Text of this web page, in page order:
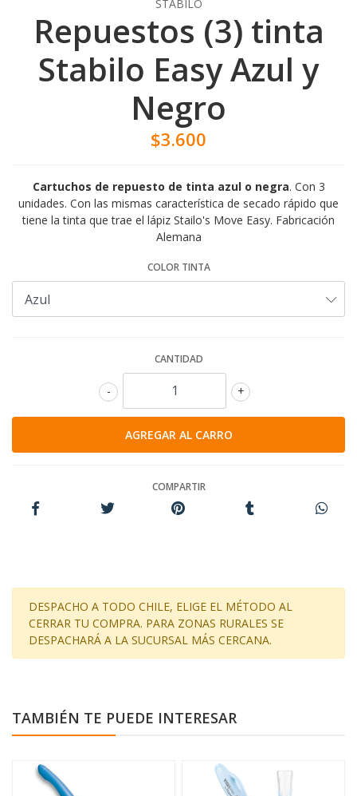
STABILO
Repuestos (3) tinta
Stabilo Easy Azul y
Negro
$3.600
Cartuchos de repuesto de tinta azul o negra. Con 3
unidades. Con las mismas característica de secado rápido que
tiene la tinta que trae el lápiz Stailo's Move Easy. Fabricación
Alemana
COLOR TINTA
CANTIDAD
+
-
COMPARTIR
DESPACHO A TODO CHILE, ELIGE EL MÉTODO AL
CERRAR TU COMPRA. PARA ZONAS RURALES SE
DESPACHARÁ A LA SUCURSAL MÁS CERCANA.
TAMBIÉN TE PUEDE INTERESAR